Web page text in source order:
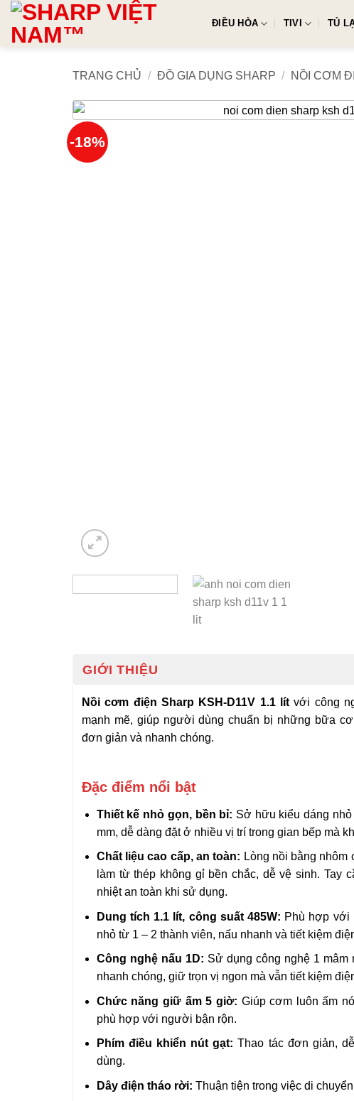
Skip
content
ĐIỀU HÒA TIVI TỦ
TRANG CHỦ / ĐỒ GIA DỤNG SHARP / NỒI CƠM
-18%
GIỚI THIỆU
Nồi cơm điện Sharp KSH-D11V 1.1 lítvới công
mạnh mẽ, giúp người dùng chuẩn bị những bữa
đơn giản và nhanh chóng.
Đặc điểm nổi bật
Thiết kế nhỏ gọn, bền bỉ: Sở hữu kiểu dáng
mm, dễ dàng đặt ở nhiều vị trí trong gian bếp mà
Chất liệu cao cấp, an toàn: Lòng nồi bằng nhôm
làm từ thép không gỉ bền chắc, dễ vệ sinh. Tay
nhiệt an toàn khi sử dụng.
Dung tích 1.1 lít, công suất 485W: Phù hợp với
nhỏ từ 1 – 2 thành viên, nấu nhanh và tiết kiệm
Công nghệ nấu 1D: Sử dụng công nghệ 1
nhanh chóng, giữ trọn vị ngon mà vẫn tiết kiệm
Chức năng giữ ấm 5 giờ: Giúp cơm luôn ấm
phù hợp với người bận rộn.
Phím điều khiển nút gạt: Thao tác đơn giản,
dùng.
Dây điện tháo rời: Thuận tiện trong việc di